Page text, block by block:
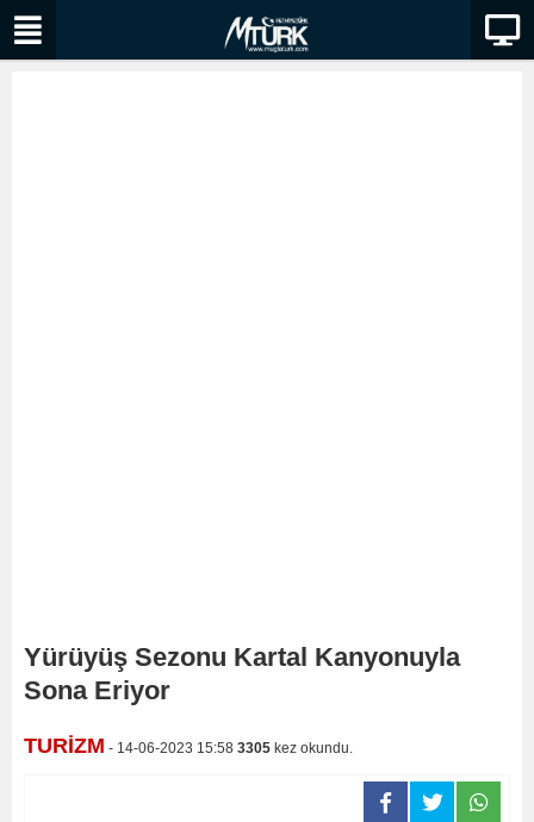
Yürüyüş Sezonu Kartal Kanyonuyla
Sona Eriyor
TURİZM - 14-06-2023 15:58 3305 kez okundu.